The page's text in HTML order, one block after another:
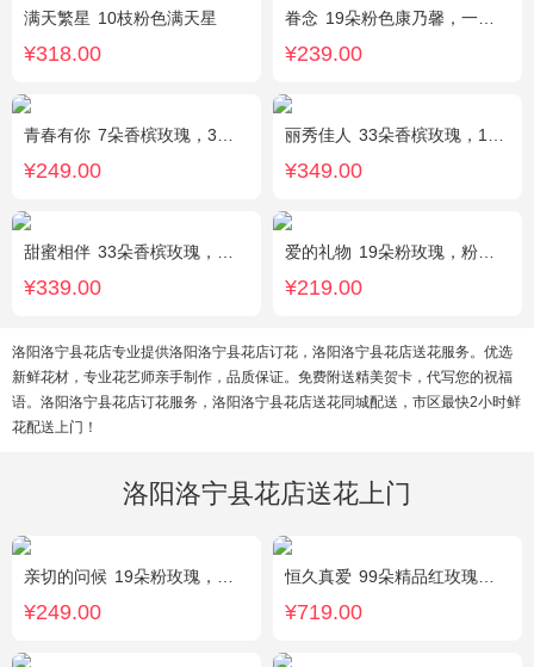
满天繁星 10枝粉色满天星
¥318.00
眷念 19朵粉色康乃馨，一条灯带，满天星、绿叶搭配
¥239.00
青春有你 7朵香槟玫瑰，3朵向日葵，一个绣球，桔梗、配花、配草搭配
¥249.00
丽秀佳人 33朵香槟玫瑰，1条灯带，桔梗、绿叶搭配
¥349.00
甜蜜相伴 33朵香槟玫瑰，配花、绿叶搭配
¥339.00
爱的礼物 19朵粉玫瑰，粉色满天星搭配
¥219.00
洛阳洛宁县花店专业提供洛阳洛宁县花店订花，洛阳洛宁县花店送花服务。优选
新鲜花材，专业花艺师亲手制作，品质保证。免费附送精美贺卡，代写您的祝福
语。洛阳洛宁县花店订花服务，洛阳洛宁县花店送花同城配送，市区最快2小时鲜
花配送上门！
洛阳洛宁县花店送花上门
亲切的问候 19朵粉玫瑰，叶上黄金点缀。
¥249.00
恒久真爱 99朵精品红玫瑰，粉色相思梅丰满围边，搭配皇冠、黑色缎带装饰
¥719.00